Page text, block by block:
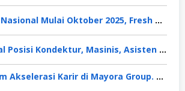
Magang Nasional Mulai Oktober 2025, Fresh Graduate Dapat Gaji UMP Selama 6 Bulan
Mengenal Posisi Kondektur, Masinis, Asisten PPKA, Pemeliharaan Sarana dan Prasarana, Polsuska (Polisi Khusus Kereta Api), di PT KAI
3 Program Akselerasi Karir di Mayora Group. Apa Saja? Berikut Penjelasannya